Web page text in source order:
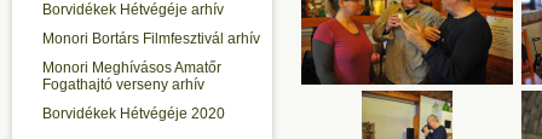
Borvidékek Hétvégéje arhív
Monori Bortárs Filmfesztivál arhív
Monori Meghívásos Amatőr
Fogathajtó verseny arhív
Borvidékek Hétvégéje 2020